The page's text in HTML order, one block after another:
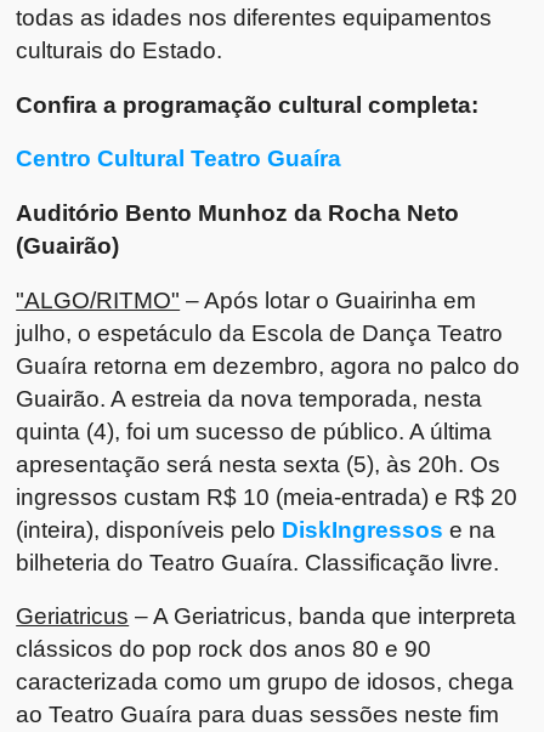
todas as idades nos diferentes equipamentos
culturais do Estado.
Confira a programação cultural completa:
Centro Cultural Teatro Guaíra
Auditório Bento Munhoz da Rocha Neto
(Guairão)
"ALGO/RITMO" – Após lotar o Guairinha em
julho, o espetáculo da Escola de Dança Teatro
Guaíra retorna em dezembro, agora no palco do
Guairão. A estreia da nova temporada, nesta
quinta (4), foi um sucesso de público. A última
apresentação será nesta sexta (5), às 20h. Os
ingressos custam R$ 10 (meia-entrada) e R$ 20
(inteira), disponíveis pelo DiskIngressos e na
bilheteria do Teatro Guaíra. Classificação livre.
Geriatricus – A Geriatricus, banda que interpreta
clássicos do pop rock dos anos 80 e 90
caracterizada como um grupo de idosos, chega
ao Teatro Guaíra para duas sessões neste fim